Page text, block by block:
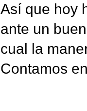
Así que hoy
ante un
cual la
Contamos